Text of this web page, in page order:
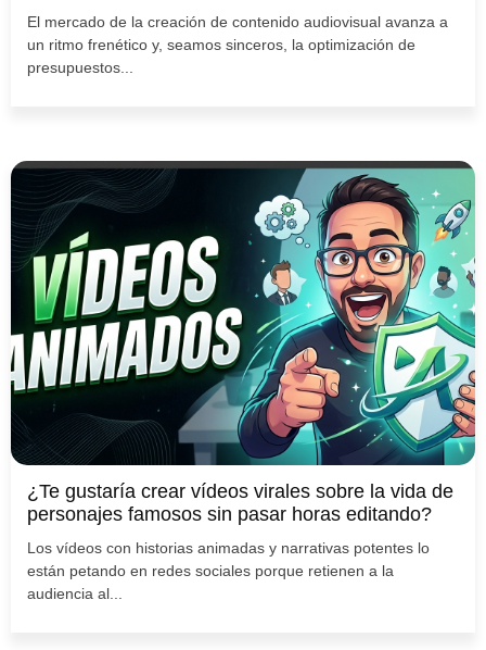
El mercado de la creación de contenido audiovisual avanza a
un ritmo frenético y, seamos sinceros, la optimización de
presupuestos...
¿Te gustaría crear vídeos virales sobre la vida de
personajes famosos sin pasar horas editando?
Los vídeos con historias animadas y narrativas potentes lo
están petando en redes sociales porque retienen a la
audiencia al...